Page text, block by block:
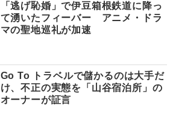
「逃げ恥婚」で伊豆箱根鉄道に降っ
て湧いたフィーバー アニメ・ドラ
マの聖地巡礼が加速
Go To トラベルで儲かるのは大手だ
け、不正の実態を「山谷宿泊所」の
オーナーが証言